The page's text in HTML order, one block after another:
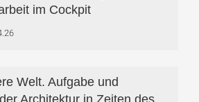
im Cockpit
Welt. Aufgabe und
Architektur in Zeiten des